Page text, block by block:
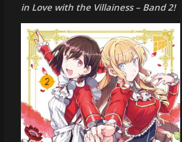
in Love with the Villainess – Band 2!